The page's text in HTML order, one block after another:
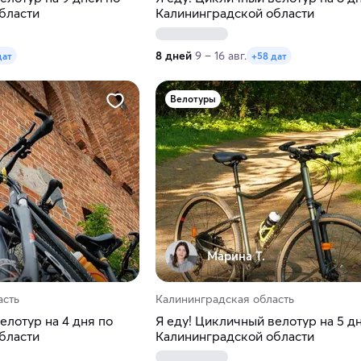
Калининградской области
8 дней 9 – 16 авг. +58 дат
на 4 дня по
Велотуры
Марина Т.
Калининградская область
Я еду! Цикличный велотур на 5
Калининградской области